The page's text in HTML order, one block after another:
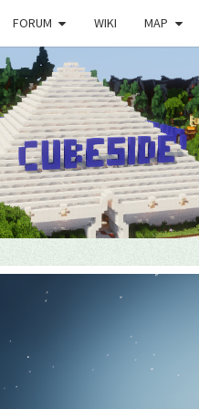
FORUM WIKI MAP